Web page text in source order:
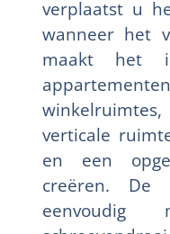
verplaatst u
wanneer het
maakt het
verticale
en een
creëren.